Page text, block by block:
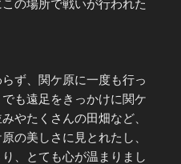
の場所で戦いが行われた
ず、関ケ原に一度も行っ
も遠足をきっかけに関ケ
やたくさんの田畑など、
の美しさに見とれたし、
、とても心が温まりまし